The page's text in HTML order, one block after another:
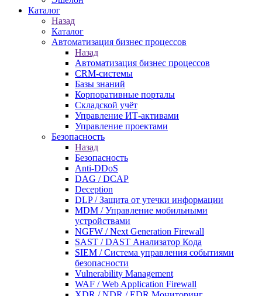
Каталог
Назад
Каталог
Автоматизация бизнес процессов
Назад
Автоматизация бизнес процессов
CRM-системы
Базы знаний
Корпоративные порталы
Складской учёт
Управление ИТ-активами
Управление проектами
Безопасность
Назад
Безопасность
Anti-DDoS
DAG / DCAP
Deception
DLP / Защита от утечки информации
MDM / Управление мобильными
устройствами
NGFW / Next Generation Firewall
SAST / DAST Анализатор Кода
SIEM / Система управления событиями
безопасности
Vulnerability Management
WAF / Web Application Firewall